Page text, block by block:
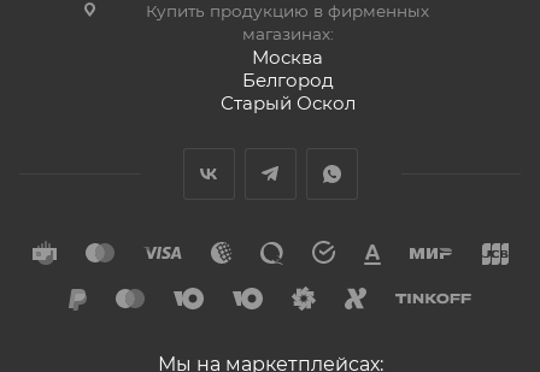
Купить продукцию в фирменных
магазинах:
Москва
Белгород
Старый Оскол
Мы на маркетплейсах: